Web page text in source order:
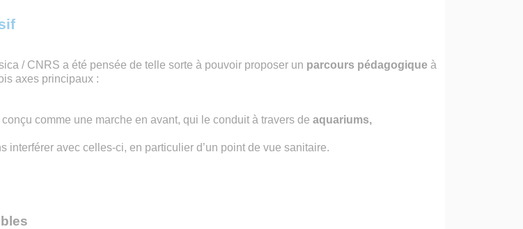
/ CNRS a été pensée de telle sorte à pouvoir proposer un parcours pédagogiqueà
axes principaux :
conçu comme une marche en avant, qui le conduit à travers deaquariums,
interférer avec celles-ci, en particulier d’un point de vue sanitaire.